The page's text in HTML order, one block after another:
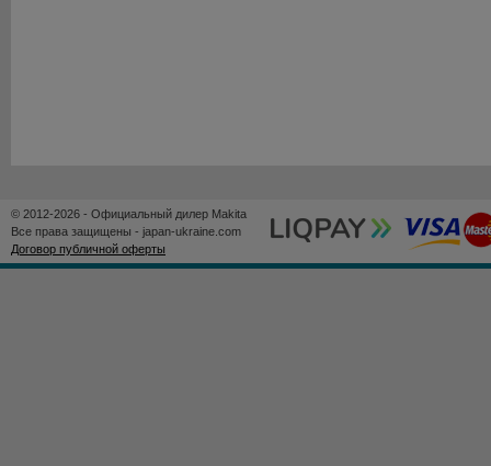
© 2012-2026 - Официальный дилер Makita
Все права защищены - japan-ukraine.com
Договор публичной оферты